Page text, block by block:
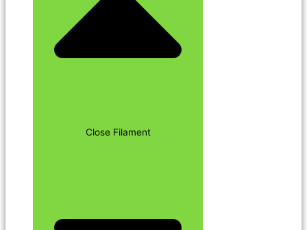
Close Filament